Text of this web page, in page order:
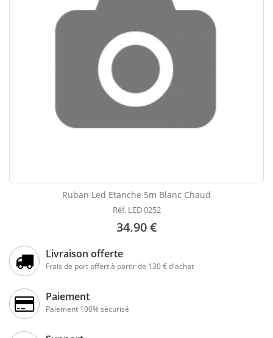
Ruban Led Etanche 5m Blanc Chaud
Réf. LED 0252
34.90 €
Livraison offerte
Frais de port offert à partir de 130 € d'achat
Paiement
Paiement 100% sécurisé